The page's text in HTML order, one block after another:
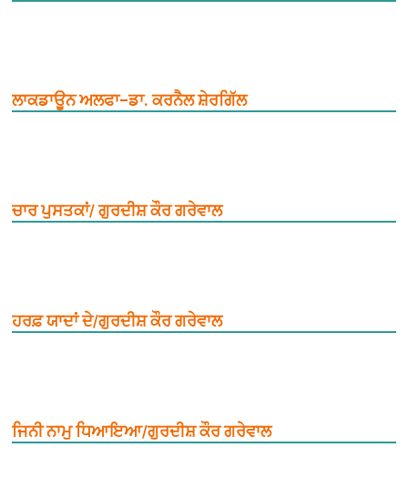
ਲਾਕਡਾਊਨ ਅਲਫਾ–ਡਾ. ਕਰਨੈਲ ਸ਼ੇਰਗਿੱਲ
ਚਾਰ ਪੁਸਤਕਾਂ/ ਗੁਰਦੀਸ਼ ਕੌਰ ਗਰੇਵਾਲ
ਹਰਫ਼ ਯਾਦਾਂ ਦੇ/ਗੁਰਦੀਸ਼ ਕੌਰ ਗਰੇਵਾਲ
ਜਿਨੀ ਨਾਮੁ ਧਿਆਇਆ/ਗੁਰਦੀਸ਼ ਕੌਰ ਗਰੇਵਾਲ